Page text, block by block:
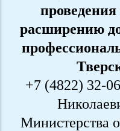
расширению
+7 (4822) 32-
Министерства